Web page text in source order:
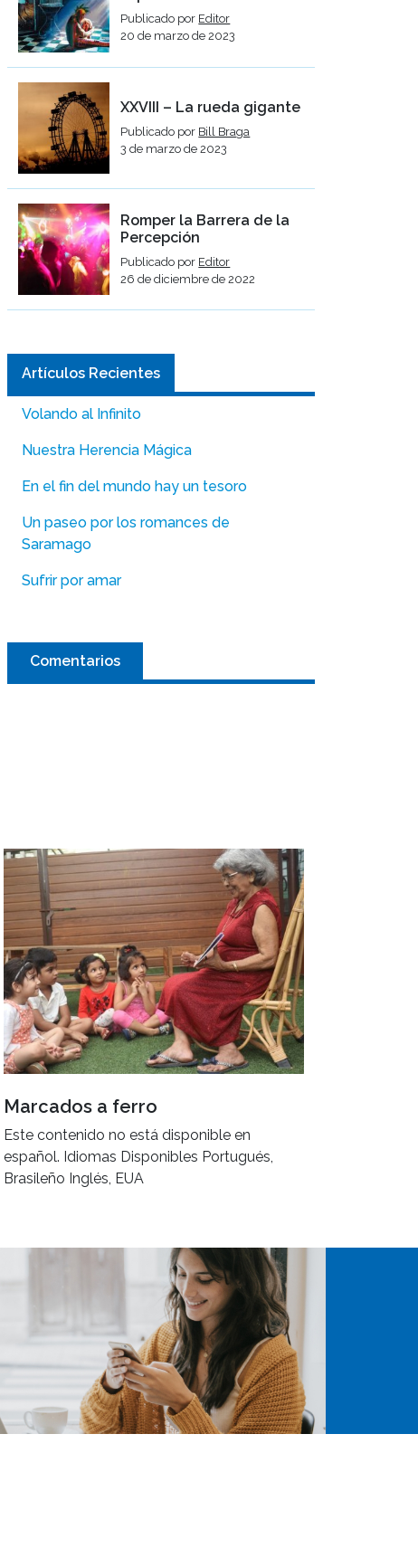
Publicado por Editor
20 de marzo de 2023
XXVIII – La rueda gigante
Publicado por Bill Braga
3 de marzo de 2023
Romper la Barrera de la
Percepción
Publicado por Editor
26 de diciembre de 2022
Artículos Recientes
Volando al Infinito
Nuestra Herencia Mágica
En el fin del mundo hay un tesoro
Un paseo por los romances de
Saramago
Sufrir por amar
Comentarios
Marcados a ferro
Este contenido no está disponible en
español. Idiomas Disponibles Portugués,
Brasileño Inglés, EUA